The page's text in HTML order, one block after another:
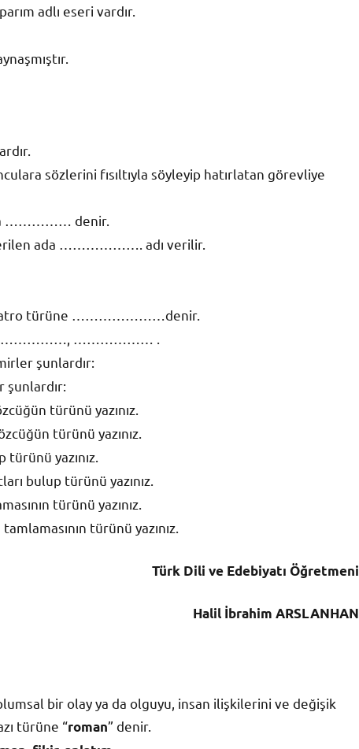
adlı eseri vardır.
sözlerini fısıltıyla söyleyip hatırlatan görevliye
…………… denir.
ada ………………. adı verilir.
tiyatro türüne …………………denir.
……………, ……………… .
şunlardır:
şunlardır:
türünü yazınız.
türünü yazınız.
türünü yazınız.
bulup türünü yazınız.
türünü yazınız.
türünü yazınız.
Türk Dili ve Edebiyatı Öğretmeni
Halil İbrahim ARSLANHAN
bir olay ya da olguyu, insan ilişkilerini ve değişik
türüne “roman” denir.